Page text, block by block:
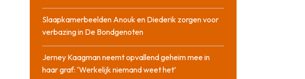
Slaapkamerbeelden Anouk en Diederik zorgen voor
verbazing in De Bondgenoten
Jerney Kaagman neemt opvallend geheim mee in
haar graf: ‘Werkelijk niemand weet het’